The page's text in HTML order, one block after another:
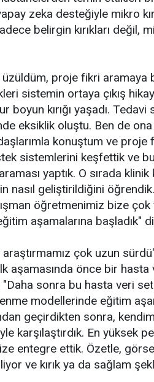
zeka desteğiyle mikro
belirgin kırıkları değil,
proje fikri aramaya
sistemin ortaya çıkış
boyun kırığı yaşadı.
eksiklik oluştu. Ben de ona
konuştum ve proje
sistemlerini keşfettik ve
yaptık. O sırada
nasıl geliştirildiğini
öğretmenimiz bize çok
aşamalarına başladık"
çok uzun
aşamasında önce bir
"Daha sonra bu hasta veri
modellerinde eğitim
geçirdikten sonra,
karşılaştırdık. En yüksek
entegre ettik. Özetle,
ve kırık ya da sağlam